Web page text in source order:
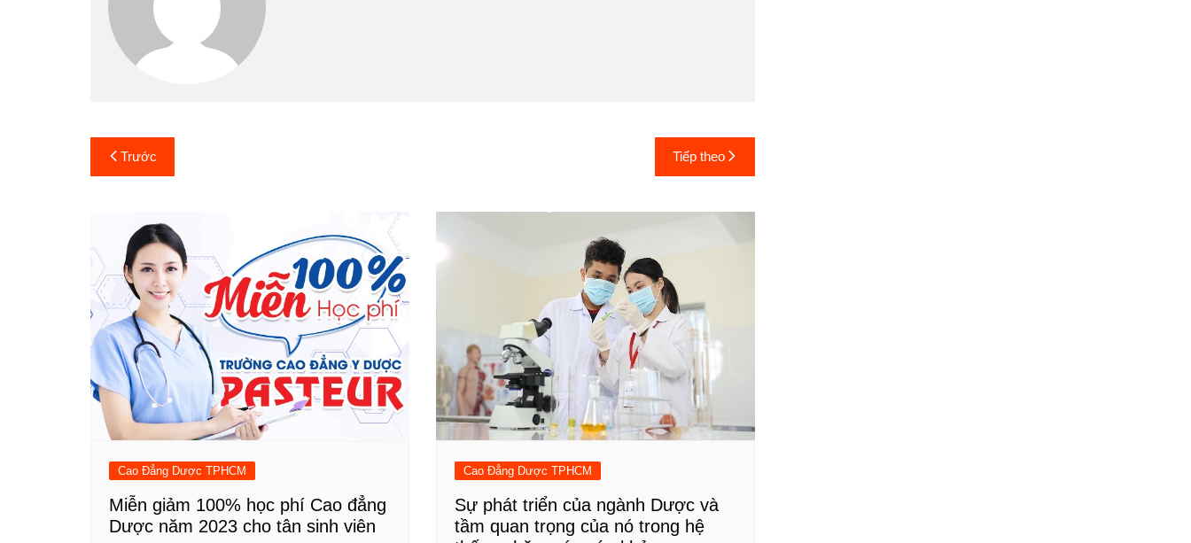
Điều
hướng
viết
Trước Tiếp theo
Cao Đẳng Dược TPHCM
Miễn giảm 100% học phí Cao đẳng
Dược năm 2023 cho tân sinh viên
Cao Đẳng Dược TPHCM
Sự phát triển của ngành Dược và
tầm quan trọng của nó trong hệ